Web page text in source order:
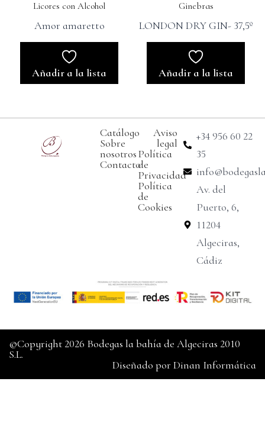
Licores con Alcohol
Amor amaretto
Añadir a la lista
Ginebras
LONDON DRY GIN- 37,5º
Añadir a la lista
Catálogo
Sobre
nosotros
Contacto
Aviso
legal
Política
de
Privacidad
Política
de
Cookies
+34 956 60 22
35
Av. del
Puerto, 6,
11204
Algeciras,
Cádiz
©Copyright 2026 Bodegas la bahía de Algeciras 2010
S.L.
Diseñado por Dinan Informática